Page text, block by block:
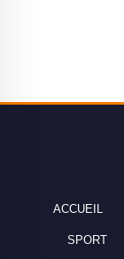
ACCUEIL
SPORT